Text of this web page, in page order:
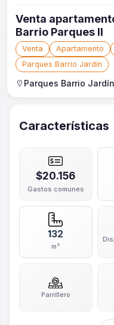
Venta
Barrio Parques II
Venta Apartamento
Parques Barrio Jardín
Parques Barrio Jardín
Características
$20.156
Gastos comunes
132
m²
Parrillero